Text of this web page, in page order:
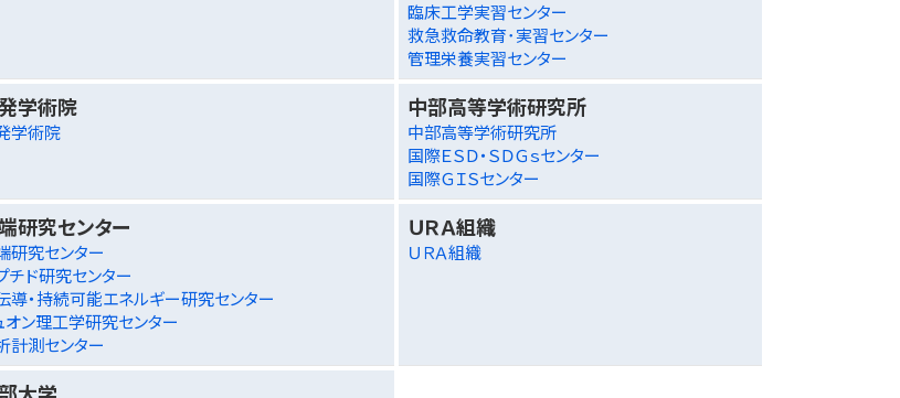
臨床工学実習センター
救急救命教育･実習センター
管理栄養実習センター
学術院
学術院
中部高等学術研究所
中部高等学術研究所
国際ＥＳＤ・ＳＤＧｓセンター
国際ＧＩＳセンター
研究センター
研究センター
チド研究センター
導・持続可能エネルギー研究センター
オン理工学研究センター
計測センター
ＵＲＡ組織
ＵＲＡ組織